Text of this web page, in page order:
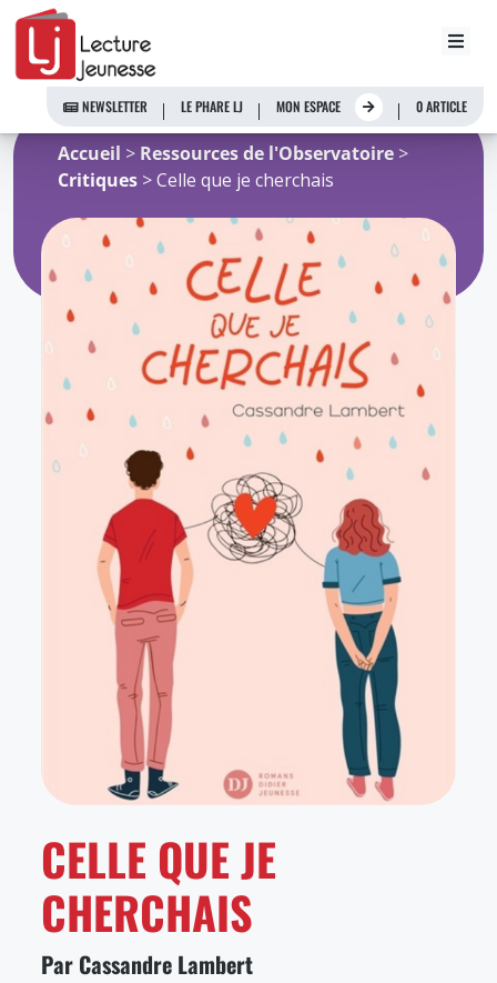
Aller
contenu
NEWSLETTER LE PHARE LJ MON ESPACE 0 ARTICLE
Accueil > Ressources de l'Observatoire >
Critiques > Celle que je cherchais
CELLE QUE JE
CHERCHAIS
Par Cassandre Lambert